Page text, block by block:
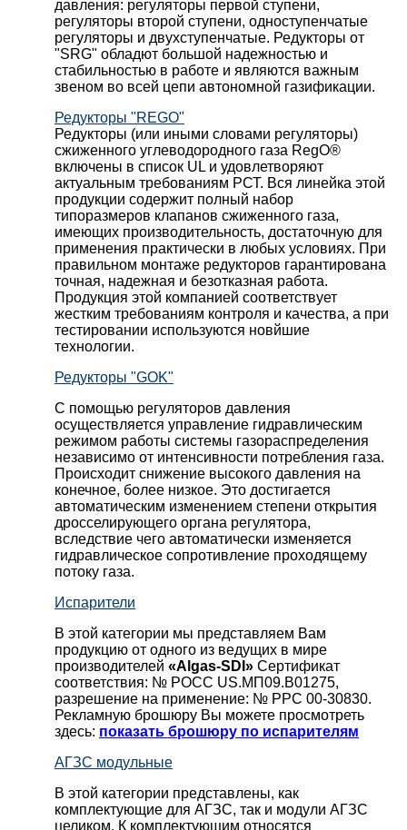
давления: регуляторы первой ступени,
регуляторы второй ступени, одноступенчатые
регуляторы и двухступенчатые. Редукторы от
"SRG" обладют большой надежностью и
стабильностью в работе и являются важным
звеном во всей цепи автономной газификации.
Редукторы "REGO"
Редукторы (или иными словами регуляторы)
сжиженного углеводородного газа RegO®
включены в список UL и удовлетворяют
актуальным требованиям РСТ. Вся линейка этой
продукции содержит полный набор
типоразмеров клапанов сжиженного газа,
имеющих производительность, достаточную для
применения практически в любых условиях. При
правильном монтаже редукторов гарантирована
точная, надежная и безотказная работа.
Продукция этой компанией соответствует
жестким требованиям контроля и качества, а при
тестировании используются новйшие
технологии.
Редукторы "GOK"
С помощью регуляторов давления
осуществляется управление гидравлическим
режимом работы системы газораспределения
независимо от интенсивности потребления газа.
Происходит снижение высокого давления на
конечное, более низкое. Это достигается
автоматическим изменением степени открытия
дросселирующего органа регулятора,
вследствие чего автоматически изменяется
гидравлическое сопротивление проходящему
потоку газа.
Испарители
В этой категории мы представляем Вам
продукцию от одного из ведущих в мире
производителей «Algas-SDI» Сертификат
соответствия: № РОСС US.МП09.В01275,
разрешение на применение: № РРС 00-30830.
Рекламную брошюру Вы можете просмотреть
здесь: показать брошюру по испарителям
АГЗС модульные
В этой категории представлены, как
комплектующие для АГЗС, так и модули АГЗС
целиком. К комплектующим относятся